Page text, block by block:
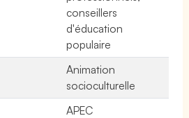
conseillers
d'éducation
populaire
Animation
socioculturelle
APEC